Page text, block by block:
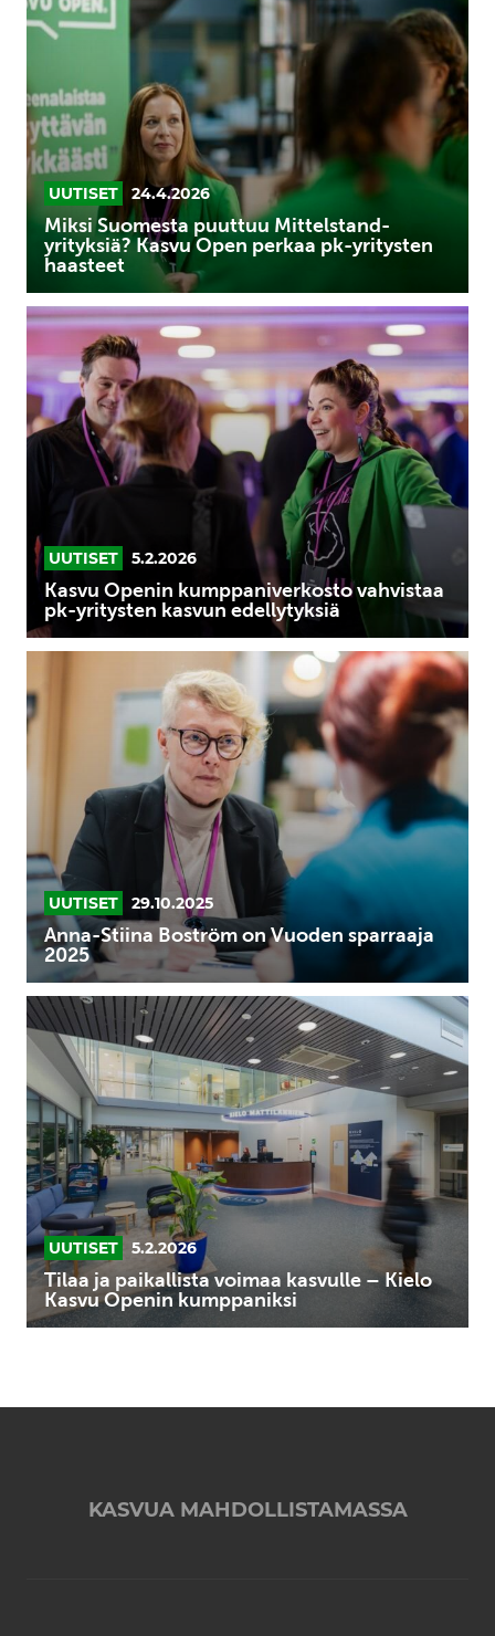
puuttuu
Kasvu
Open
perkaa
pk-
yritysten
haasteet
UUTISET 24.4.2026
Miksi Suomesta puuttuu Mittelstand-
yrityksiä? Kasvu Open perkaa pk-yritysten
haasteet
Kasvu
Openin
kumppaniverkosto
vahvistaa
pk-
yritysten
edellytyksiä
UUTISET 5.2.2026
Kasvu Openin kumppaniverkosto vahvistaa
pk-yritysten kasvun edellytyksiä
Stiina
Boström
Vuoden
sparraaja
UUTISET 29.10.2025
Anna-Stiina Boström on Vuoden sparraaja
2025
Tilaa
ja
paikallista
voimaa
kasvulle
–
Kielo
Kasvu
Openin
kumppaniksi
UUTISET 5.2.2026
Tilaa ja paikallista voimaa kasvulle – Kielo
Kasvu Openin kumppaniksi
KASVUA MAHDOLLISTAMASSA